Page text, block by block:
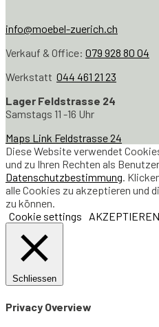
info@moebel-zuerich.ch
Verkauf & Office: 079 928 80 04
Werkstatt 044 461 21 23
Lager Feldstrasse 24
Samstags 11 -16 Uhr
Maps Link Feldstrasse 24
Diese Website verwendet
und zu Ihren Rechten als
Datenschutzbestimmung.
alle Cookies zu akzeptieren und
zu können.
Cookie settings
AKZEPTIEREN
Schliessen
Privacy Overview